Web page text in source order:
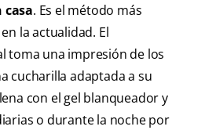
. Es el método más
la actualidad. El
toma una impresión de los
cucharilla adaptada a su
con el gel blanqueador y
o durante la noche por